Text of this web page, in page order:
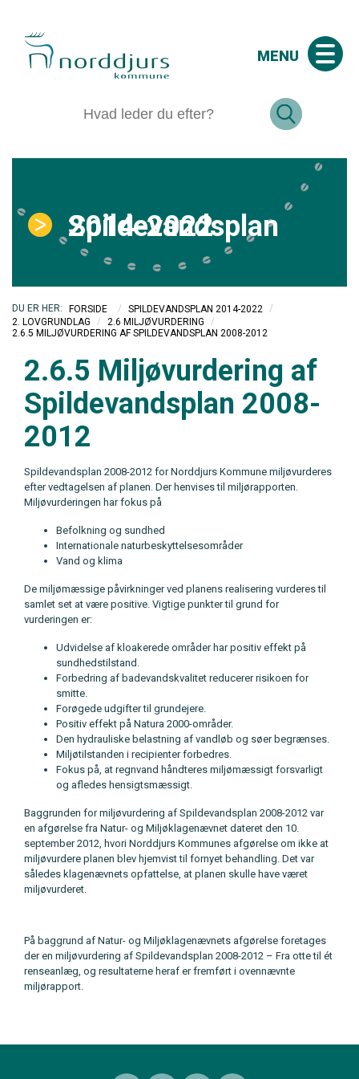
MENU
Spildevandsplan 2014-2022
FORSIDE / SPILDEVANDSPLAN 2014-2022
/
2. LOVGRUNDLAG
/ 2.6 MILJØVURDERING
/
2.6.5 MILJØVURDERING AF SPILDEVANDSPLAN 2008-2012
2.6.5 Miljøvurdering af
Spildevandsplan 2008-
2012
Spildevandsplan 2008-2012 for Norddjurs Kommune miljøvurderes
efter vedtagelsen af planen. Der henvises til miljørapporten.
Miljøvurderingen har fokus på
Befolkning og sundhed
Internationale naturbeskyttelsesområder
Vand og klima
De miljømæssige påvirkninger ved planens realisering vurderes til
samlet set at være positive. Vigtige punkter til grund for
vurderingen er:
Udvidelse af kloakerede områder har positiv effekt på
sundhedstilstand.
Forbedring af badevandskvalitet reducerer risikoen for
smitte.
Forøgede udgifter til grundejere.
Positiv effekt på Natura 2000-områder.
Den hydrauliske belastning af vandløb og søer begrænses.
Miljøtilstanden i recipienter forbedres.
Fokus på, at regnvand håndteres miljømæssigt forsvarligt
og afledes hensigtsmæssigt.
Baggrunden for miljøvurdering af Spildevandsplan 2008-2012 var
en afgørelse fra Natur- og Miljøklagenævnet dateret den 10.
september 2012, hvori Norddjurs Kommunes afgørelse om ikke at
miljøvurdere planen blev hjemvist til fornyet behandling. Det var
således klagenævnets opfattelse, at planen skulle have været
miljøvurderet.
På baggrund af Natur- og Miljøklagenævnets afgørelse foretages
der en miljøvurdering af Spildevandsplan 2008-2012 – Fra otte til ét
renseanlæg, og resultaterne heraf er fremført i ovennævnte
miljørapport.